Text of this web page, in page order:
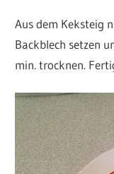
Aus dem Keksteig
Backblech setzen
min. trocknen.